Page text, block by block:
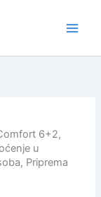
6+2,
u
Priprema